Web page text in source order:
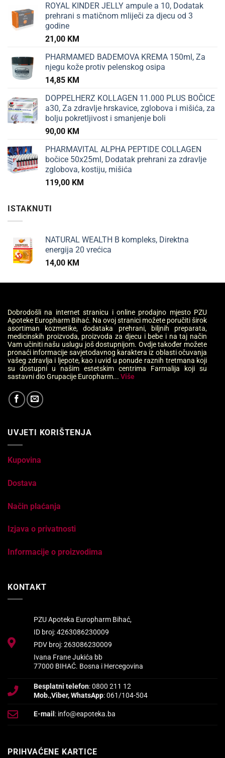
ROYAL KINDER JELLY ampule a 10, Dodatak
prehrani s matičnom mliječi za djecu od 3
godine
21,00 KM
PHARMAMED BADEMOVA KREMA 150ml, Za
njegu kože protiv pelenskog osipa
14,85 KM
DOPPELHERZ KOLLAGEN 11.000 PLUS BOČICE
a30, Za zdravlje hrskavice, zglobova i mišića, za
bolju pokretljivost i smanjenje boli
90,00 KM
PHARMAVITAL ALPHA PEPTIDE COLLAGEN
bočice 50x25ml, Dodatak prehrani za zdravlje
zglobova, kostiju, mišića
119,00 KM
ISTAKNUTI
NATURAL WEALTH B kompleks, Direktna
energija 20 vrećica
14,00 KM
Dobrodošli na internet stranicu i online prodajno mjesto PZU
Apoteke Europharm Bihać. Na ovoj stranici možete poručiti širok
asortiman kozmetike, dodataka prehrani, biljnih preparata,
medicinskih proizvoda, proizvoda za djecu i bebe i na taj način
Vam učiniti našu uslugu još dostupnijom. Ovdje također možete
pronaći informacije savjetodavnog karaktera iz oblasti očuvanja
vašeg zdravlja i ljepote, kao i uvid u ponude raznih tretmana koji
su dostupni u našim estetskim centrima Farmalija koji su
sastavni dio Grupacije Europharm... Više
UVJETI KORIŠTENJA
Kupovina
Dostava
Način plaćanja
Izjava o privatnosti
Informacije o proizvodima
KONTAKT
PZU Apoteka Europharm Bihać,
ID broj: 4263086230009
PDV broj: 263086230009
Ivana Frane Jukića bb
77000 BIHAĆ. Bosna i Hercegovina
Besplatni telefon: 0800 211 12
Mob.,Viber, WhatsApp: 061/104-504
E-mail: info@eapoteka.ba
PRIHVAĆENE KARTICE